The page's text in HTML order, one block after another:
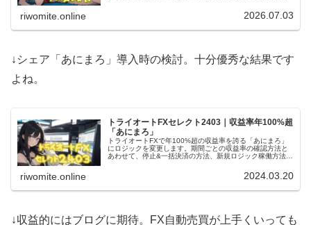
riwomite.online 2026.07.03
↓シェア「あにまろ」導入時の検討。十分優秀な結果です
よね。
トライオートFXセレクト2403｜収益率年100%超
「あにまろ」
トライオートFXで年100%超の収益率を誇る「あにまろ」
にロジックを変更します。期間ごとの収益率の確認方法と
あわせて、停止&一括決済の方法、新規ロジック稼働方法を
riwomite.online 2024.03.20
↓収益的にはブログに期待。FX自動売買が上手くいっても